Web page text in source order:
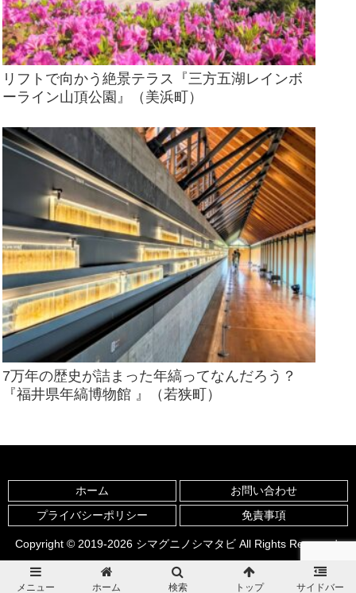
リフトで向かう絶景テラス『三方五湖レインボ
ーライン山頂公園』（美浜町）
7万年の歴史が詰まった年縞ってなんだろう？
『福井県年縞博物館 』（若狭町）
ホーム
お問い合わせ
プライバシーポリシー
免責事項
Copyright © 2019-2026 シマグニノシマタビ All Rights Reserved.
メニュー ホーム 検索 トップ サイドバー